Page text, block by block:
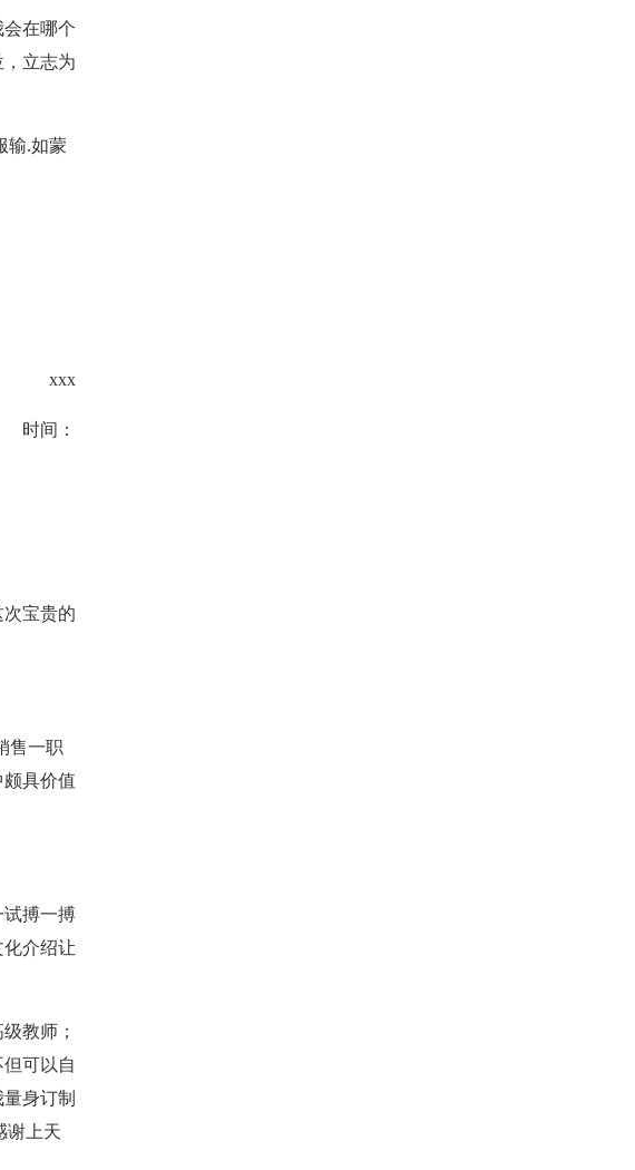
在哪个
立志为
输.如蒙
xxx
间：
宝贵的
售一职
具价值
搏一搏
介绍让
教师；
可以自
身订制
谢上天